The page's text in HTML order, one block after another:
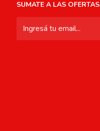
SUMATE A LAS OFERTAS